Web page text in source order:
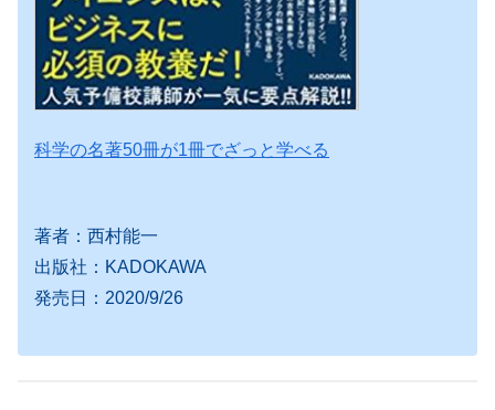
科学の名著50冊が1冊でざっと学べる
著者：西村能一
出版社：KADOKAWA
発売日：2020/9/26